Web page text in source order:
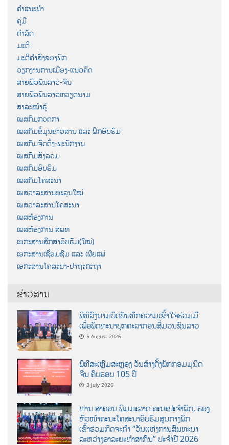
ຄຳແນະນຳ
ຄູ່ມື
ດຳລັດ
ມະຕິ
ມະຕິຄຳສັ່ງຂອງພັກ
ວຽກງານການເມືອງ-ແນວຄິດ
ສາຍພົວພັນລາວ-ຈີນ
ສາຍພົວພັນລາວຫວຽດນາມ
ສາລະໜ້າຮູ້
ເພສກົມກວດກາ
ເພສກົມຂໍ້ມູນຂ່າວສານ ແລະ ຝຶກອົບຮົມ
ເພສກົມຈັດຕັ້ງ-ພະນັກງານ
ເພສກົມສັງລວມ
ເພສກົມອົບຮົມ
ເພສກົມໂຄສະນາ
ເພສວາລະສານອະລຸນໃໝ່
ເພສວາລະສານໂຄສະນາ
ເພສຫ້ອງການ
ເພສຫ້ອງການ ສພທ
ເອກະສານສຶກສາອົບຮົມ(ໃໝ່)
ເອກະສານເຊື່ອມຊືມ ແລະ ເຜີຍແຜ່
ເອກະສານໂຄສະນາ-ປາຖະກະຖາ
ຂ່າວສານ
ພິທີລົງນາມບົດບັນທຶກຄວາມເຂົ້າໃຈຮ່ວມມື
ເພື່ອພັດທະນາບຸກຄະລາກອນສື່ມວນຊົນລາວ
5 August 2026
ພິທີສະເຫຼີມສະຫຼອງ ວັນສ້າງຕັ້ງພັກກອມມູນິດ
ຈີນ ຄົບຮອບ 105 ປີ
3 July 2026
ທ່ານ ສາຄອນ ພົມມະລາດ ຄະນະປະຈໍາພັກ, ຮອງ
ຫົວໜ້າຄະນະໂຄສະນາອົບຮົມສູນກາງພັກ
ເຂົ້າຮ່ວມກິດຈະກຳ “ວັນແຫ່ງການສົນທະນາ
ລະຫວ່າງອາລະຍະທຳສາກົນ” ປະຈຳປີ 2026